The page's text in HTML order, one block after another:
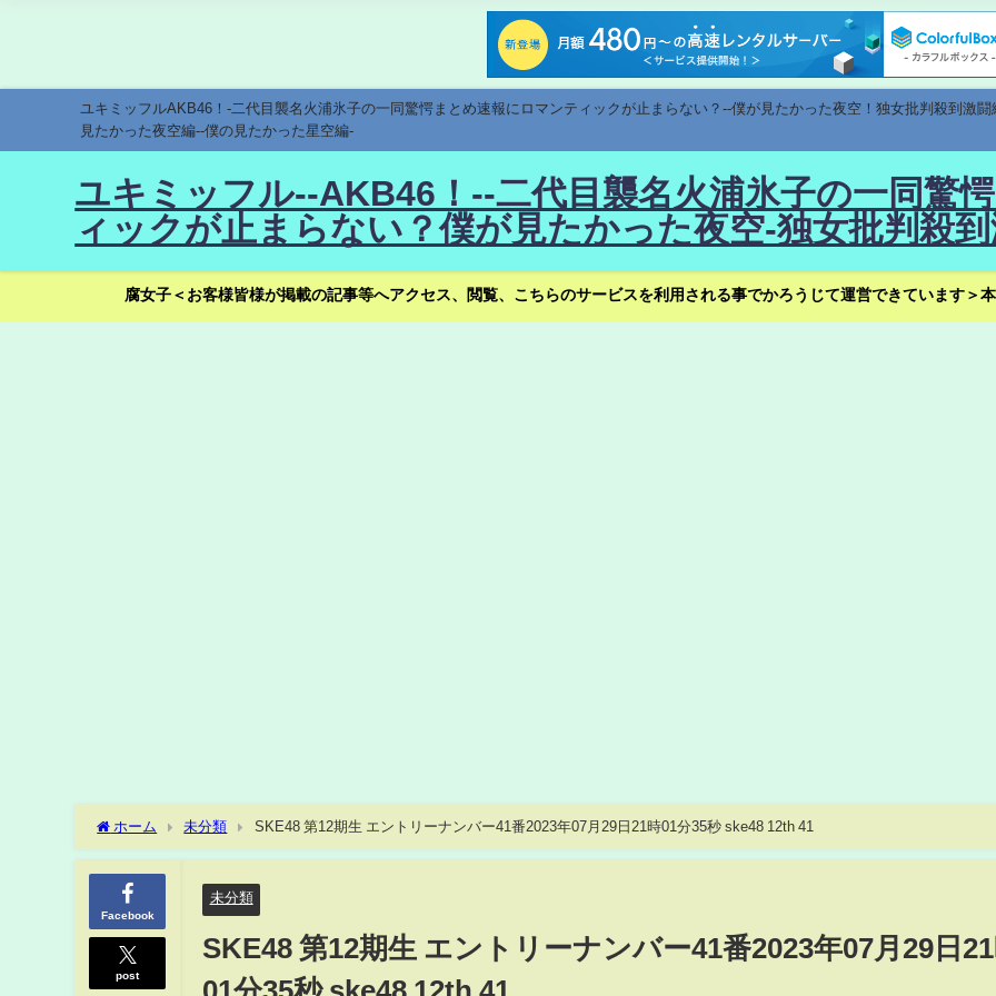
ユキミッフルAKB46！-二代目襲名火浦氷子の一同驚愕まとめ速報にロマンティックが止まらない？--僕が見たかった夜空！独女批判殺到激
見たかった夜空編--僕の見たかった星空編-
ユキミッフル--AKB46！--二代目襲名火浦氷子の一同驚
ィックが止まらない？僕が見たかった夜空-独女批判殺
腐女子＜お客様皆様が掲載の記事等へアクセス、閲覧、こちらのサービスを利用される事でかろうじて運営できています＞
ホーム 未分類 SKE48 第12期生 エントリーナンバー41番2023年07月29日21時01分35秒 ske48 12th 41
Facebook
post
未分類
SKE48 第12期生 エントリーナンバー41番2023年07月29日
01分35秒 ske48 12th 41